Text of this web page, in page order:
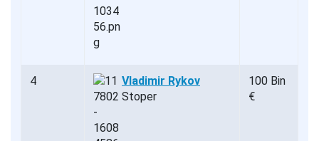
4
Vladimir Rykov
Stoper
100 Bin
€